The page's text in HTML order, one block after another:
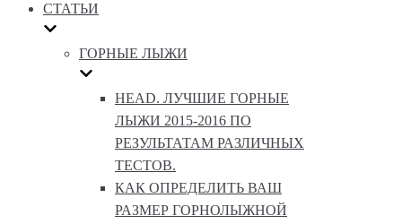
СТАТЬИ
ГОРНЫЕ ЛЫЖИ
HEAD. ЛУЧШИЕ ГОРНЫЕ
ЛЫЖИ 2015-2016 ПО
РЕЗУЛЬТАТАМ РАЗЛИЧНЫХ
ТЕСТОВ.
КАК ОПРЕДЕЛИТЬ ВАШ
РАЗМЕР ГОРНОЛЫЖНОЙ